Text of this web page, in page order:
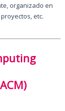
organizado en
etc.